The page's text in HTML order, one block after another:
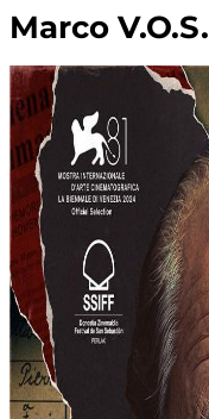
Marco V.O.S.